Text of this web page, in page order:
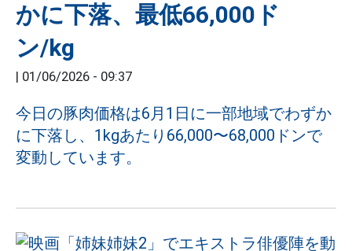
かに下落、最低66,000ド
ン/kg
| 01/06/2026 - 09:37
今日の豚肉価格は6月1日に一部地域でわずか
に下落し、1kgあたり66,000〜68,000ドンで
変動しています。